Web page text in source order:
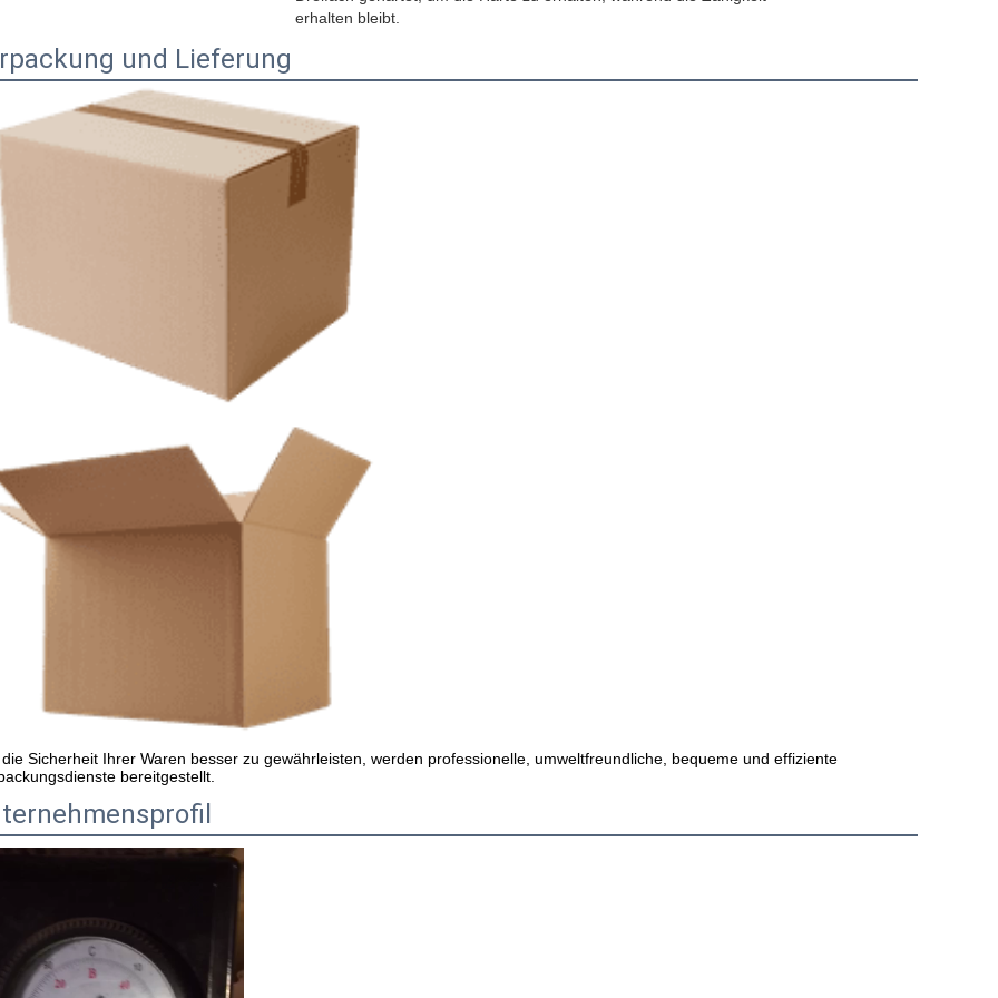
erhalten bleibt.
und Lieferung
Sicherheit Ihrer Waren besser zu gewährleisten, werden professionelle, umweltfreundliche, bequeme und effiziente
bereitgestellt.